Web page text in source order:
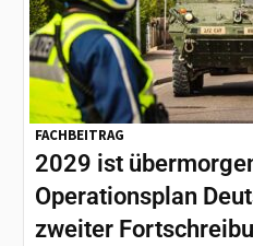
FACHBEITRAG
2029 ist
Operationsplan
zweiter